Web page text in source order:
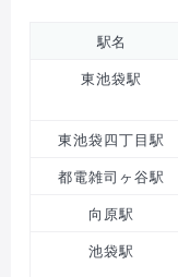
駅名
東池袋駅
東池袋四丁目駅
都電雑司ヶ谷駅
向原駅
池袋駅